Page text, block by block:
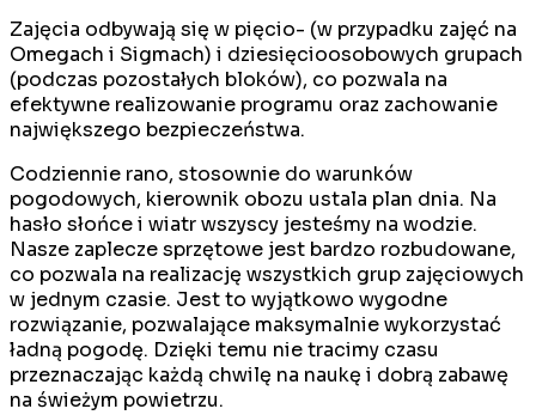
Zajęcia odbywają się w pięcio- (w przypadku zajęć na
Omegach i Sigmach) i dziesięcioosobowych grupach
(podczas pozostałych bloków), co pozwala na
efektywne realizowanie programu oraz zachowanie
największego bezpieczeństwa.
Codziennie rano, stosownie do warunków
pogodowych, kierownik obozu ustala plan dnia. Na
hasło słońce i wiatr wszyscy jesteśmy na wodzie.
Nasze zaplecze sprzętowe jest bardzo rozbudowane,
co pozwala na realizację wszystkich grup zajęciowych
w jednym czasie. Jest to wyjątkowo wygodne
rozwiązanie, pozwalające maksymalnie wykorzystać
ładną pogodę. Dzięki temu nie tracimy czasu
przeznaczając każdą chwilę na naukę i dobrą zabawę
na świeżym powietrzu.